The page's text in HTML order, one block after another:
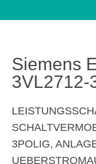
Siemens
3POLIG,